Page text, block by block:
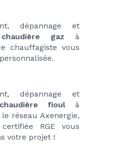
dépannage et
chaudière gaz à
chauffagiste vous
dépannage et
chaudière fioul à
réseau Axenergie,
RGE vous
votre projet !